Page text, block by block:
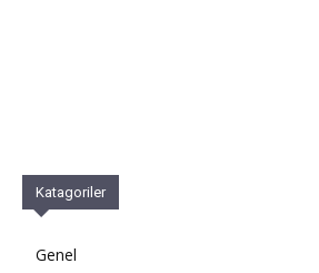
Katagoriler
Genel